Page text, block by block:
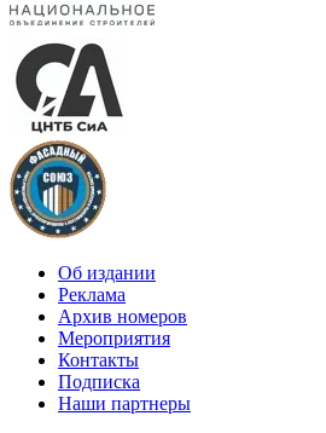
Об издании
Реклама
Архив номеров
Мероприятия
Контакты
Подписка
Наши партнеры